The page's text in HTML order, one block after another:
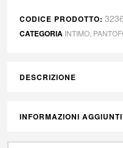
CODICE PRODOTTO:
CATEGORIA INTIMO
DESCRIZIONE
INFORMAZIONI